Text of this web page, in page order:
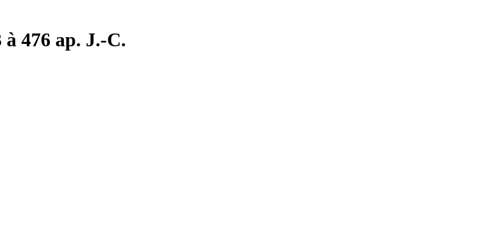
476 ap. J.-C.